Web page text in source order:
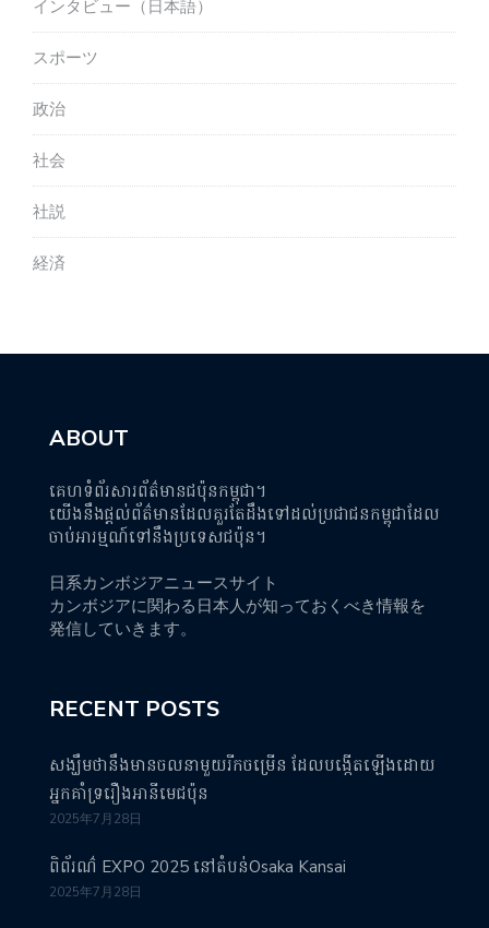
インタビュー（日本語）
スポーツ
政治
社会
社説
経済
ABOUT
គេហទំព័រសារព័ត៌មានជប៉ុនកម្ពុជា។
យើងនឹងផ្តល់ព័ត៌មានដែលគួរតែដឹងទៅដល់ប្រជាជនកម្ពុជាដែល
ចាប់អារម្មណ៍ទៅនឹងប្រទេសជប៉ុន។
日系カンボジアニュースサイト
カンボジアに関わる日本人が知っておくべき情報を
発信していきます。
RECENT POSTS
សង្ឃឹមថានឹងមានចលនាមួយរីកចម្រើន ដែលបង្កើតឡើងដោយ
អ្នកគាំទ្ររឿងអានីមេជប៉ុន
2025年7月28日
ពិព័រណ៌ EXPO 2025 នៅតំបន់Osaka Kansai
2025年7月28日